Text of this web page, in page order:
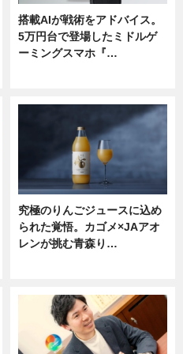
搭載AIが戦術をアドバイス。
5万円台で登場したミドルゲ
ーミングスマホ『…
究極のりんごジュースに込め
られた覚悟。カゴメ×JAアオ
レンが挑む青森り…